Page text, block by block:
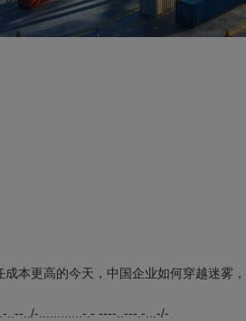
本更高的今天，中国企业如何穿越迷雾，
..--../-............-.- ----..---.-...-/-